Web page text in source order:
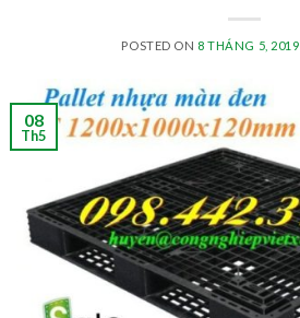
POSTED ON 8 THÁNG 5, 2019
08
Th5